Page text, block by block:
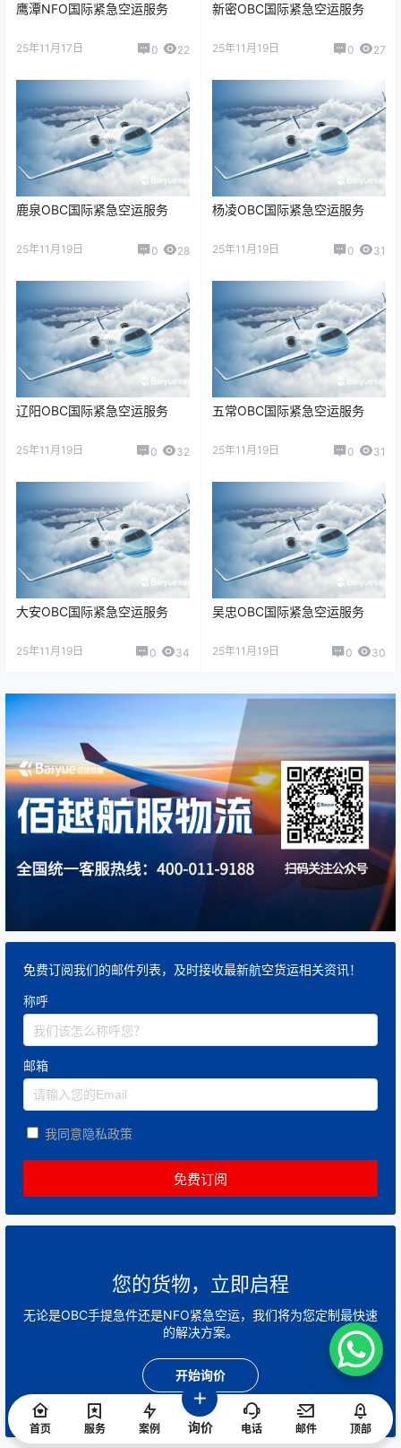
鹰潭NFO国际紧急空运服务
25年11月17日 0 22
新密OBC国际紧急空运服务
25年11月19日 0 27
鹿泉OBC国际紧急空运服务
25年11月19日 0 28
杨凌OBC国际紧急空运服务
25年11月19日 0 31
辽阳OBC国际紧急空运服务
25年11月19日 0 32
五常OBC国际紧急空运服务
25年11月19日 0 31
大安OBC国际紧急空运服务
25年11月19日 0 34
吴忠OBC国际紧急空运服务
25年11月19日 0 30
免费订阅我们的邮件列表，及时接收最新航空货运相关资讯！
称呼
邮箱
我同意隐私政策
您的货物，立即启程
无论是OBC手提急件还是NFO紧急空运，我们将为您定制最快速
的解决方案。
开始询价
首页 服务 案例 询价 电话 邮件 顶部